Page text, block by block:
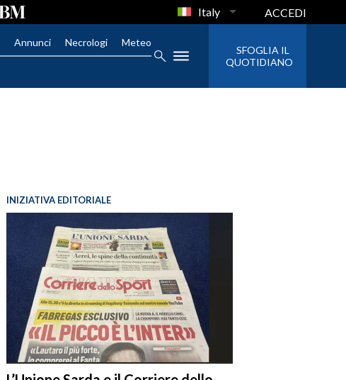
Italy ACCEDI
Annunci Necrologi Meteo
SFOGLIA IL
QUOTIDIANO
INIZIATIVA EDITORIALE